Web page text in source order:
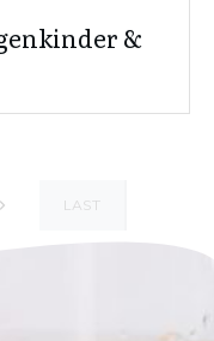
&
LAST